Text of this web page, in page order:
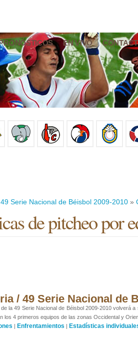
EN VIVO
49 Serie Nacional de Béisbol 2009-2010 »
de pitcheo por
/ 49 Serie Nacional de
la 49 Serie Nacional de Béisbol 2009-2010 volverá
los 4 primeros equipos de las zonas Occidental y
| Enfrentamientos | Estadísticas